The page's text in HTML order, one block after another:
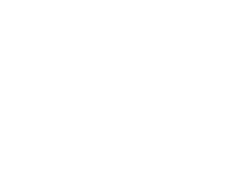
lấy code liên kết các đơn vị! Hoặc bói